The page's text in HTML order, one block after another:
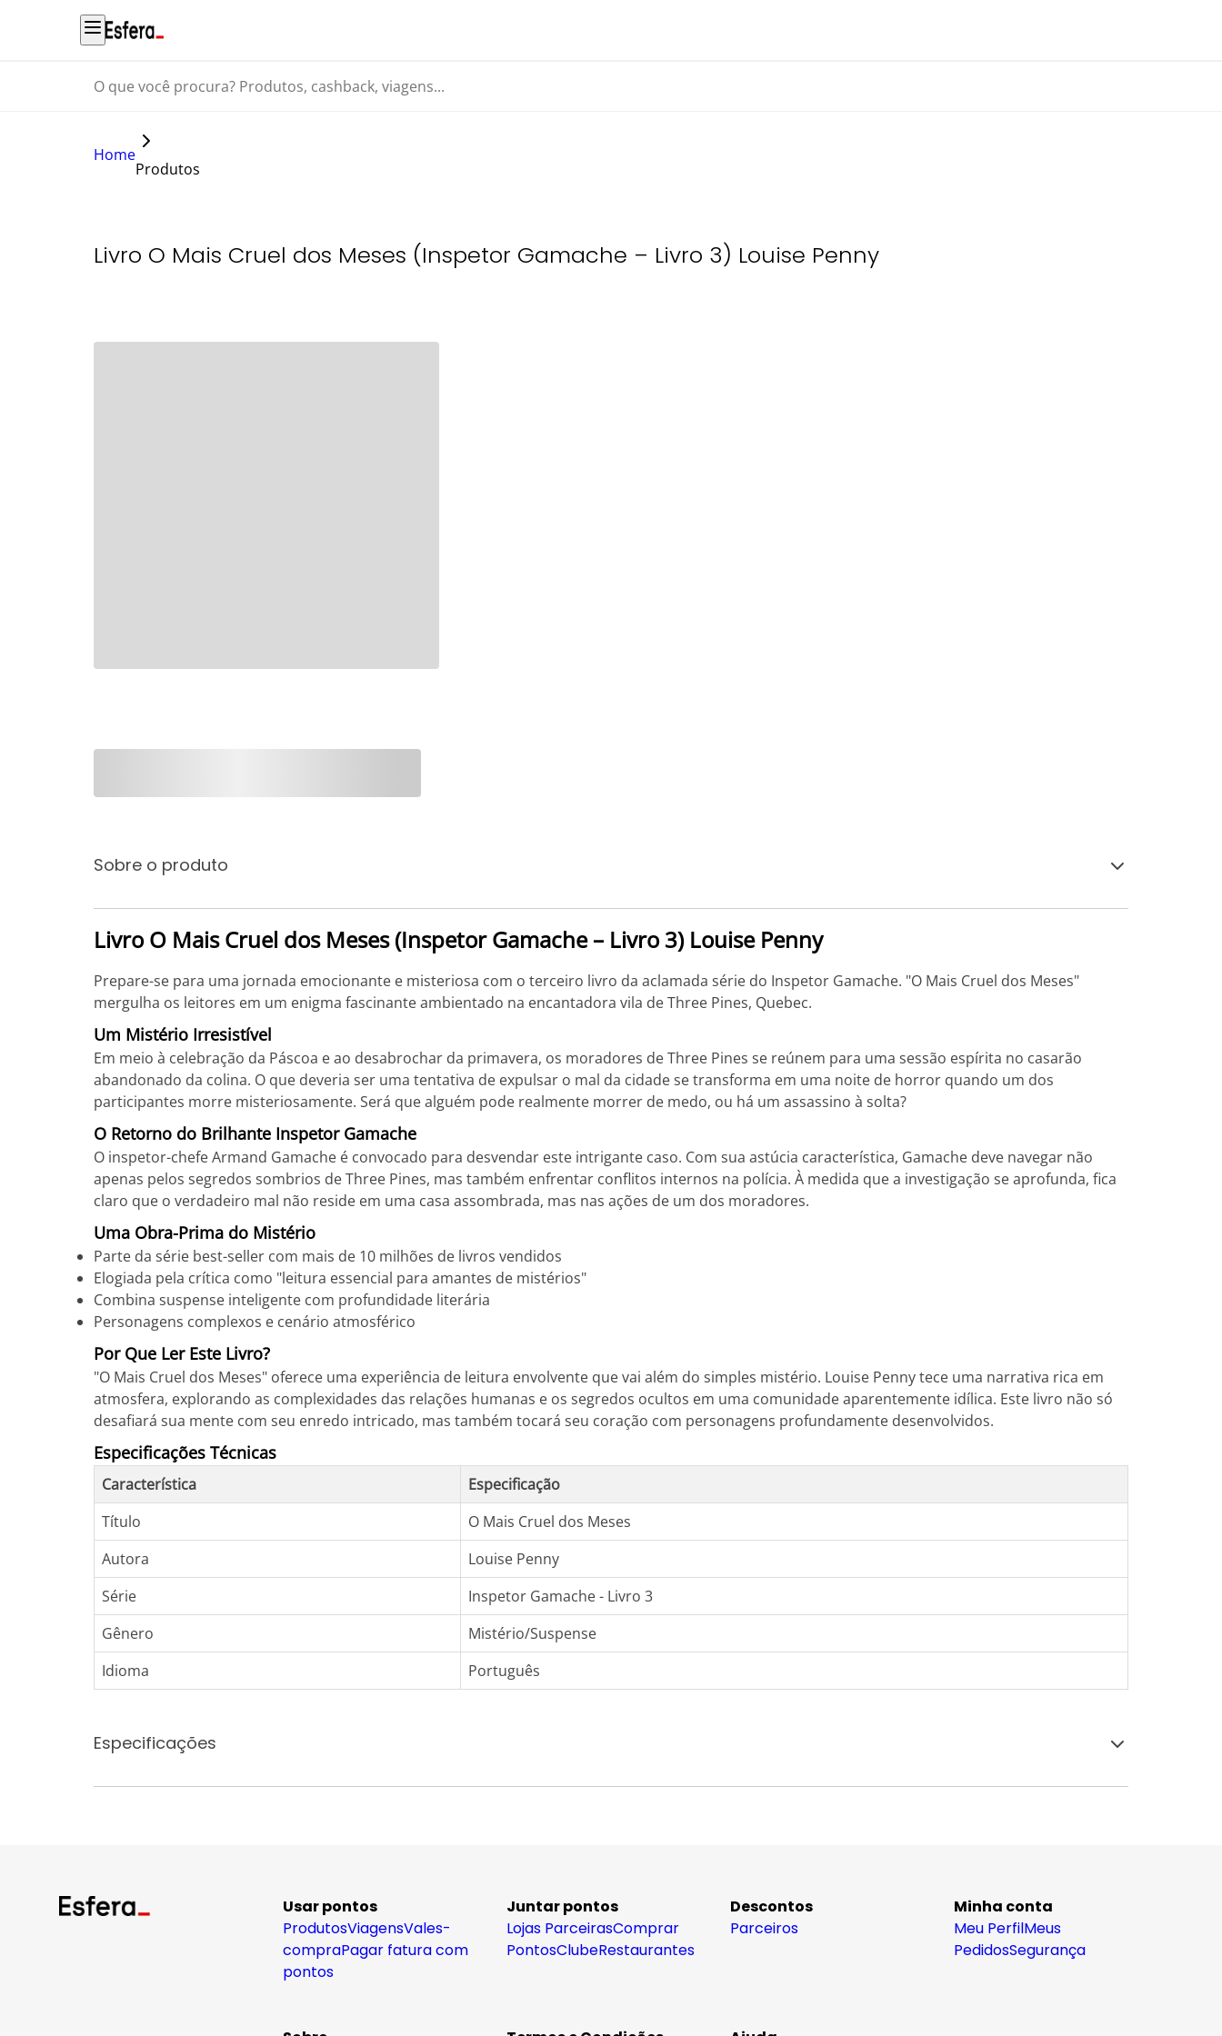
O que você procura? Produtos, cashback, viagens...
Home
Produtos
Livro O Mais Cruel dos Meses (Inspetor Gamache – Livro 3) Louise Penny
Sobre o produto
Livro O Mais Cruel dos Meses (Inspetor Gamache – Livro 3) Louise Penny
Prepare-se para uma jornada emocionante e misteriosa com o terceiro livro da aclamada série do Inspetor Gamache. "O Mais Cruel dos Meses"
mergulha os leitores em um enigma fascinante ambientado na encantadora vila de Three Pines, Quebec.
Um Mistério Irresistível
Em meio à celebração da Páscoa e ao desabrochar da primavera, os moradores de Three Pines se reúnem para uma sessão espírita no casarão
abandonado da colina. O que deveria ser uma tentativa de expulsar o mal da cidade se transforma em uma noite de horror quando um dos
participantes morre misteriosamente. Será que alguém pode realmente morrer de medo, ou há um assassino à solta?
O Retorno do Brilhante Inspetor Gamache
O inspetor-chefe Armand Gamache é convocado para desvendar este intrigante caso. Com sua astúcia característica, Gamache deve navegar não
apenas pelos segredos sombrios de Three Pines, mas também enfrentar conflitos internos na polícia. À medida que a investigação se aprofunda, fica
claro que o verdadeiro mal não reside em uma casa assombrada, mas nas ações de um dos moradores.
Uma Obra-Prima do Mistério
Parte da série best-seller com mais de 10 milhões de livros vendidos
Elogiada pela crítica como "leitura essencial para amantes de mistérios"
Combina suspense inteligente com profundidade literária
Personagens complexos e cenário atmosférico
Por Que Ler Este Livro?
"O Mais Cruel dos Meses" oferece uma experiência de leitura envolvente que vai além do simples mistério. Louise Penny tece uma narrativa rica em
atmosfera, explorando as complexidades das relações humanas e os segredos ocultos em uma comunidade aparentemente idílica. Este livro não só
desafiará sua mente com seu enredo intricado, mas também tocará seu coração com personagens profundamente desenvolvidos.
Especificações Técnicas
Característica
Especificação
Título
O Mais Cruel dos Meses
Autora
Louise Penny
Série
Inspetor Gamache - Livro 3
Gênero
Mistério/Suspense
Idioma
Português
Especificações
Usar pontos
ProdutosViagensVales-
compraPagar fatura com
pontos
Juntar pontos
Lojas ParceirasComprar
PontosClubeRestaurantes
Descontos
Parceiros
Minha conta
Meu PerfilMeus
PedidosSegurança